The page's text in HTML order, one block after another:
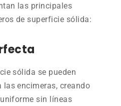
las principales
de superficie sólida:
sólida se pueden
las encimeras, creando
sin líneas